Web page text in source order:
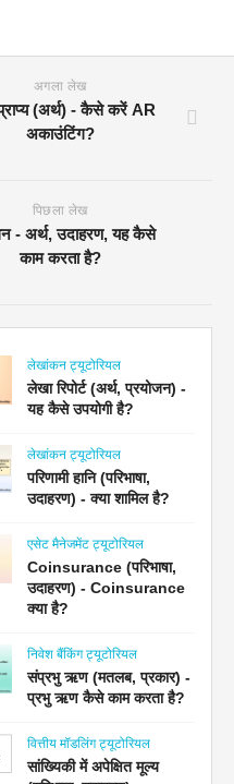
अगला लेख
(अर्थ) - कैसे करें AR
अकाउंटिंग?
पिछला लेख
- अर्थ, उदाहरण, यह कैसे
काम करता है?
लेखांकन ट्यूटोरियल
लेखा रिपोर्ट (अर्थ, प्रयोजन) -
यह कैसे उपयोगी है?
लेखांकन ट्यूटोरियल
परिणामी हानि (परिभाषा,
उदाहरण) - क्या शामिल है?
एसेट मैनेजमेंट ट्यूटोरियल
Coinsurance (परिभाषा,
उदाहरण) - Coinsurance
क्या है?
निवेश बैंकिंग ट्यूटोरियल
संप्रभु ऋण (मतलब, प्रकार) -
प्रभु ऋण कैसे काम करता है?
वित्तीय मॉडलिंग ट्यूटोरियल
सांख्यिकी में अपेक्षित मूल्य